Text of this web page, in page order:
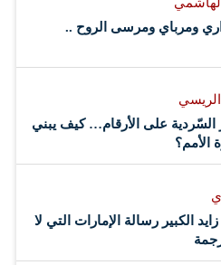
ومرباي ومرسى الروح ..
السّردية على الأرقام… كيف يبني
الأمم؟
الكبير رسالة الإمارات التي لا